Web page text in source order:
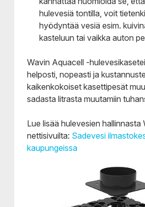
hulevesiä tontilla, voit
hyödyntää vesiä esim.
kasteluun tai vaikka auton
Wavin Aquacell -
helposti, nopeasti ja
kaikenkokoiset kasettipesät
sadasta litrasta muutamiin
Lue lisää hulevesien hallinnasta
nettisivuilta: Sadevesi
kaupungeissa